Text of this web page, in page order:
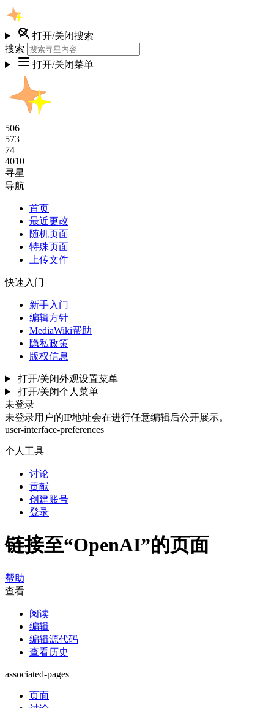
打开/关闭搜索
搜索
打开/关闭菜单
506
573
74
4010
寻星
导航
首页
最近更改
随机页面
特殊页面
上传文件
快速入门
新手入门
编辑方针
MediaWiki帮助
隐私政策
版权信息
打开/关闭外观设置菜单
打开/关闭个人菜单
未登录
未登录用户的IP地址会在进行任意编辑后公开展示。
user-interface-preferences
个人工具
讨论
贡献
创建账号
登录
链接至“OpenAI”的页面
帮助
查看
阅读
编辑
编辑源代码
查看历史
associated-pages
页面